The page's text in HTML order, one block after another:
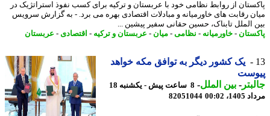
از روابط نظامی خود با عربستان و ترکیه برای کسب نفوذ استراتژیک در
رقابت های خاورمیانه و مبادلات اقتصادی بهره می برد. - به گزارش سرویس
الملل تابناک، حسین حقانی سفیر پیشین ...
-خاورمیانه-نظامی-میان-عربستان و ترکیه-اقتصادی-عربستان
یک کشور دیگر به توافق مکه خواهد
-بین الملل-
8 ساعت پیش - یکشنبه 18
00:02
82051044